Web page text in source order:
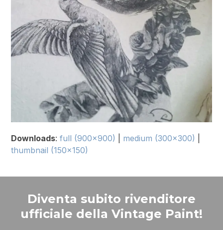
Downloads:full (900x900) medium (300x300)
thumbnail (150x150)
Diventa subito rivenditore
ufficiale della Vintage Paint!